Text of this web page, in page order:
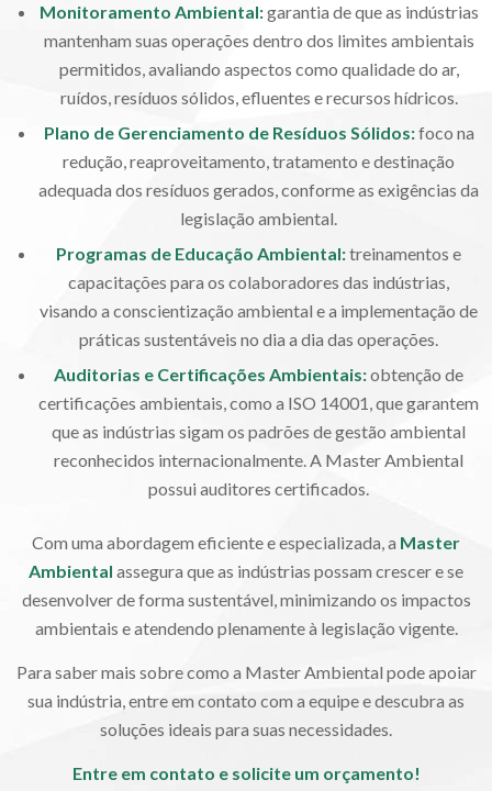
Monitoramento Ambiental:garantia de que as indústrias
mantenham suas operações dentro dos limites ambientais
permitidos, avaliando aspectos como qualidade do ar,
ruídos, resíduos sólidos, efluentes e recursos hídricos.
Plano de Gerenciamento de Resíduos Sólidos:foco na
redução, reaproveitamento, tratamento e destinação
adequada dos resíduos gerados, conforme as exigências da
legislação ambiental.
Programas de Educação Ambiental:treinamentos e
capacitações para os colaboradores das indústrias,
visando a conscientização ambiental e a implementação de
práticas sustentáveis no dia a dia das operações.
Auditorias e Certificações Ambientais:obtenção de
certificações ambientais, como a ISO 14001, que garantem
que as indústrias sigam os padrões de gestão ambiental
reconhecidos internacionalmente. A Master Ambiental
possui auditores certificados.
Com uma abordagem eficiente e especializada, a Master
Ambiental assegura que as indústrias possam crescer e se
desenvolver de forma sustentável, minimizando os impactos
ambientais e atendendo plenamente à legislação vigente.
Para saber mais sobre como a Master Ambiental pode apoiar
sua indústria, entre em contato com a equipe e descubra as
soluções ideais para suas necessidades.
Entre em contato e solicite um orçamento!